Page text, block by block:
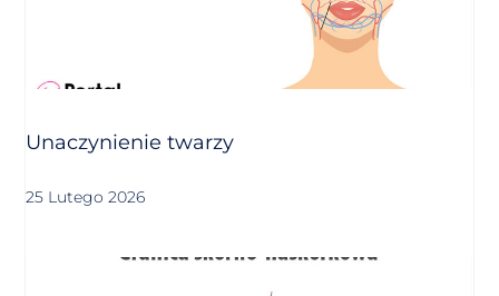
Unaczynienie twarzy
25 Lutego 2026